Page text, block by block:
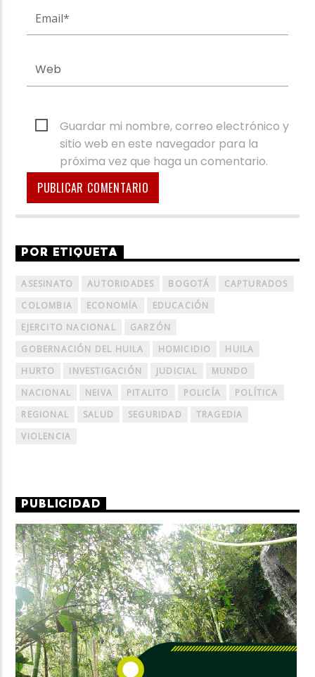
Guardar mi nombre, correo electrónico y
sitio web en este navegador para la
próxima vez que haga un comentario.
POR ETIQUETA
ASESINATO AUTORIDADES BOGOTÁ
CAPTURADOS
COLOMBIA
ECONOMÍA
EDUCACIÓN
EJERCITO NACIONAL
GARZÓN
GOBERNACIÓN DEL HUILA
HOMICIDIO
HUILA
HURTO
INVESTIGACIÓN JUDICIAL
MUNDO
NACIONAL
NEIVA PITALITO POLICÍA
POLÍTICA
REGIONAL
SALUD SEGURIDAD
TRAGEDIA
VIOLENCIA
PUBLICIDAD